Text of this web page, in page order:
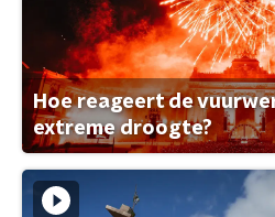
Hoe reageert de
extreme droogte?